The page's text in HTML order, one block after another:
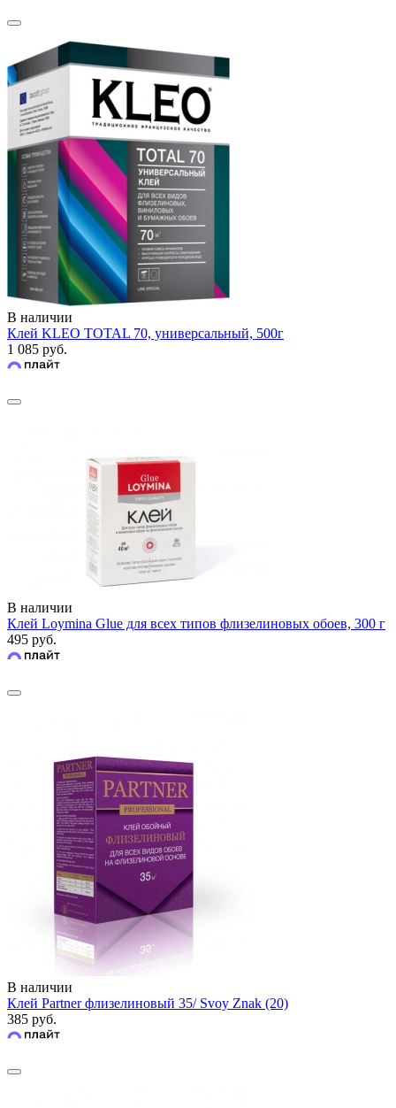
В наличии
Клей KLEO TOTAL 70, универсальный, 500г
1 085 руб.
В наличии
Клей Loymina Glue для всех типов флизелиновых обоев, 300 г
495 руб.
В наличии
Клей Partner флизелиновый 35/ Svoy Znak (20)
385 руб.